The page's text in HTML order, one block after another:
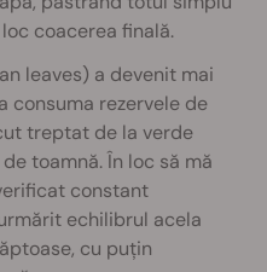
coacerea finală.
leaves) a devenit mai
consuma rezervele de
treptat de la verde
toamnă. În loc să mă
constant
echilibrul acela
cu puțin